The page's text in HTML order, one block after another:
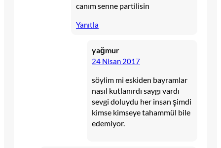
canım senne partilisin
Yanıtla
yağmur
24 Nisan 2017
söylim mi eskiden bayramlar
nasıl kutlanırdı saygı vardı
sevgi doluydu her insan şimdi
kimse kimseye tahammül bile
edemiyor.